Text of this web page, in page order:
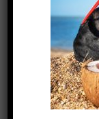
20:00 - 21:00
Kosten:
Evenement
Event